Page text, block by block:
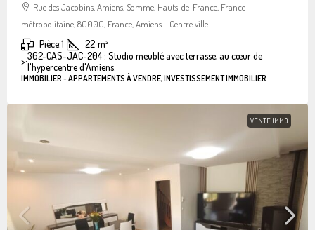
Rue des Jacobins, Amiens, Somme, Hauts-de-France, France
métropolitaine, 80000, France, Amiens - Centre ville
Pièce:1 22 m²
>:362-CAS-JAC-204 : Studio meublé avec terrasse, au cœur de
l'hypercentre d'Amiens.
IMMOBILIER - APPARTEMENTS À VENDRE, INVESTISSEMENT IMMOBILIER
VENTE IMMO